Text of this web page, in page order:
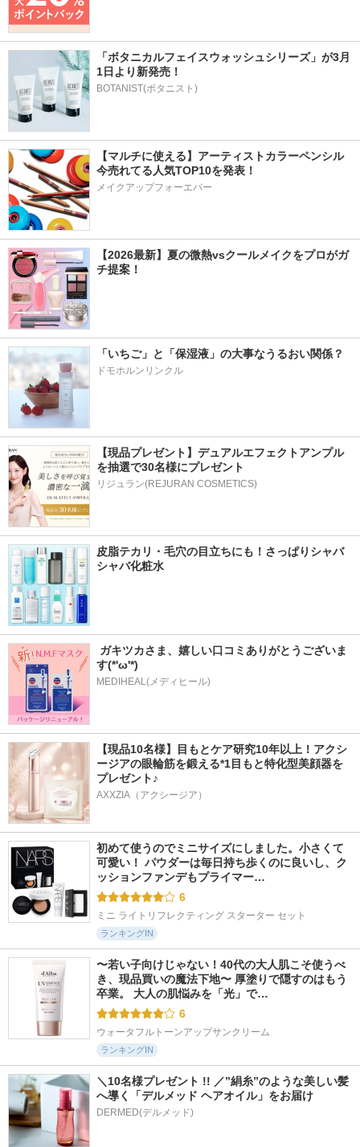
「ボタニカルフェイスウォッシュシリーズ」が3月
1日より新発売！
BOTANIST(ボタニスト)
【マルチに使える】アーティストカラーペンシル
今売れてる人気TOP10を発表！
メイクアップフォーエバー
【2026最新】夏の微熱vsクールメイクをプロがガ
チ提案！
「いちご」と「保湿液」の大事なうるおい関係？
ドモホルンリンクル
【現品プレゼント】デュアルエフェクトアンプル
を抽選で30名様にプレゼント
リジュラン(REJURAN COSMETICS)
皮脂テカリ・毛穴の目立ちにも！さっぱりシャバ
シャバ化粧水
ガキツカさま、嬉しい口コミありがとうございま
す(*'ω'*)
MEDIHEAL(メディヒール)
【現品10名様】目もとケア研究10年以上！アクシ
ージアの眼輪筋を鍛える*1目もと特化型美顔器を
プレゼント♪
AXXZIA（アクシージア）
初めて使うのでミニサイズにしました。小さくて
可愛い！ パウダーは毎日持ち歩くのに良いし、ク
ッションファンデもプライマー…
6
ミニ ライトリフレクティング スターター セット
ランキングIN
〜若い子向けじゃない！40代の大人肌こそ使うべ
き、現品買いの魔法下地〜 厚塗りで隠すのはもう
卒業。 大人の肌悩みを「光」で…
6
ウォータフルトーンアップサンクリーム
ランキングIN
＼10名様プレゼント !! ／”絹糸”のような美しい髪
へ導く「デルメッド ヘアオイル」をお届け
DERMED(デルメッド)